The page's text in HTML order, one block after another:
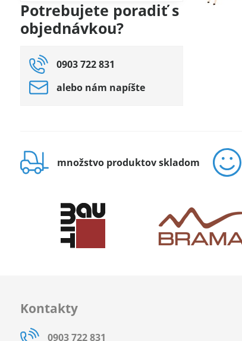
fulltextom
Potrebujete poradiť s
objednávkou?
0903 722 831
alebo nám napíšte
množstvo produktov skladom
Kontakty
0903 722 831